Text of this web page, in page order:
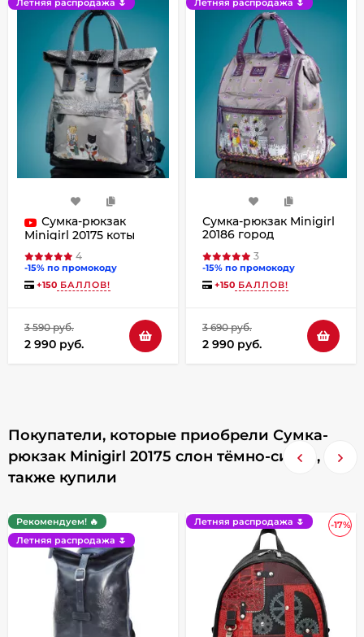
Летняя распродажа 🌷
Сумка-рюкзак
Minigirl 20175 коты
4
-15% по промокоду
+150 БАЛЛОВ!
3 590 руб.
2 990 руб.
Летняя распродажа 🌷
Сумка-рюкзак Minigirl
20186 город
3
-15% по промокоду
+150 БАЛЛОВ!
3 690 руб.
2 990 руб.
Покупатели, которые приобрели Сумка-
рюкзак Minigirl 20175 слон тёмно-синяя,
также купили
Рекомендуем! 🔥
Летняя распродажа 🌷
-17%
Летняя распродажа 🌷